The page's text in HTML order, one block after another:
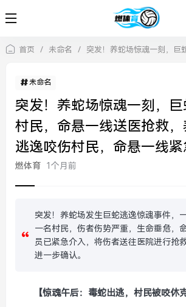
首页 / 未命名 / 突发！养蛇场惊魂一刻，巨蛇逃逸咬伤村民，命悬一线送医抢救，
未命名
突发！养蛇场惊魂一刻，
村民，命悬一线送医抢救
逃逸咬伤村民，命悬一线
燃体育 1个月前
突发！养蛇场发生巨蛇逃逸惊魂事件，
一名村民，伤者伤势严重，生命垂危，
员已紧急介入，将伤者送往医院进行抢
进一步确认。
【惊魂午后：毒蛇出逃，村民被咬休克